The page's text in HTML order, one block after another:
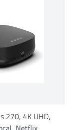
270, 4K UHD,